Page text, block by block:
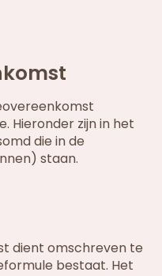
Hieronder zijn in het
die in de
staan.
dient omschreven te
bestaat. Het